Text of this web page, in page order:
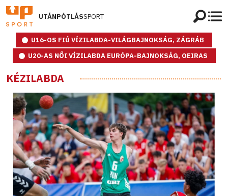
UTÁNPÓTLÁSSPORT
U16-OS FIÚ VÍZILABDA-VILÁGBAJNOKSÁG, ZÁGRÁB
U20-AS NŐI VÍZILABDA EURÓPA-BAJNOKSÁG, OEIRAS
KÉZILABDA